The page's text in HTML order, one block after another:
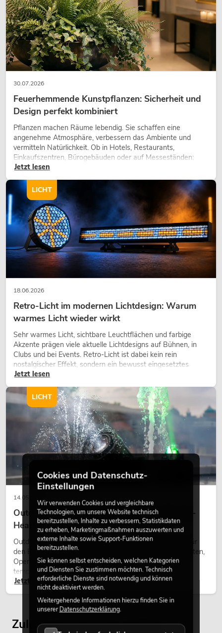
30.07.2026
Feuerhemmende Kunstpflanzen: Sicherheit und
Design perfekt kombiniert
Pflanzen machen Räume lebendig. Sie schaffen eine
angenehme Atmosphäre, verbessern das Ambiente und
vermitteln Natürlichkeit. Ob in Hotels, Restaurants,
Einkaufszentren, Bürogebäuden oder auf Messeständen:
eine hochwertige Begrünung gehört heute längst zum
Jetzt lesen
18.06.2026
Retro-Licht im modernen Lichtdesign: Warum
warmes Licht wieder wirkt
Sehr warmes Licht, sichtbare Leuchtflächen und farbige
Akzente prägen viele aktuelle Lichtdesigns auf Bühnen, in
Clubs und bei Events. Retro-Licht ist dabei kein rein
nostalgischer Effekt, sondern ein bewusst eingesetztes
Gestaltungsmittel: Es schafft Atmosphäre, gibt Szenen
wirken lassen.
Jetzt lesen
LICHT
14.05.2026
Outdoor Moving-Heads: Wetterfeste Moving-
Heads bei Events
Outdoor Moving-Heads sind bewegliche Scheinwerfer für
den Einsatz im Freien. Sie werden bei Festivals, Stadtfesten,
Open-Air-Konzerten, Architekturinszenierungen und
temporären Außeninstallationen eingesetzt.
Jetzt lesen
LICHT
Zuletzt angesehene Artikel
Cookies und Datenschutz-
Einstellungen
Wir verwenden Cookies und vergleichbare
Technologien, um unsere Website technisch
bereitzustellen, Inhalte zu verbessern, Statistikdaten
zu erheben, Marketingmaßnahmen auszuwerten und
externe Inhalte sowie Support-Funktionen
bereitzustellen.
Sie können selbst entscheiden, welchen Kategorien
und Diensten Sie zustimmen möchten. Technisch
erforderliche Dienste sind notwendig und können
nicht deaktiviert werden.
Weitergehende Informationen hierzu finden Sie in
unsererDatenschutzerklärung.